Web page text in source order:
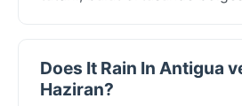
Does It Rain In Antigua
Haziran?